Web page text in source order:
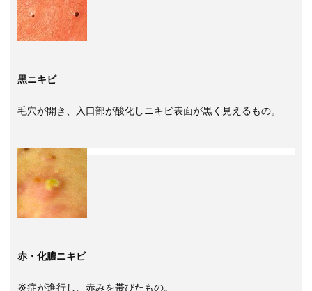
黒ニキビ
毛穴が開き、入口部が酸化しニキビ表面が黒く見えるもの。
赤・化膿ニキビ
炎症が進行し、赤みを帯びたもの。